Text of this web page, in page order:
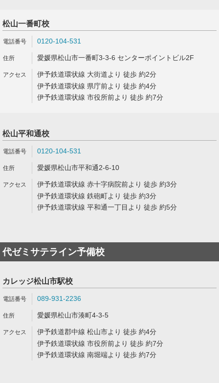
松山一番町校
0120-104-531
愛媛県松山市一番町3-3-6 センターポイントビル2F
伊予鉄道環状線 大街道より 徒歩 約2分
伊予鉄道環状線 県庁前より 徒歩 約4分
伊予鉄道環状線 市役所前より 徒歩 約7分
松山平和通校
0120-104-531
愛媛県松山市平和通2-6-10
伊予鉄道環状線 赤十字病院前より 徒歩 約3分
伊予鉄道環状線 鉄砲町より 徒歩 約3分
伊予鉄道環状線 平和通一丁目より 徒歩 約5分
代ゼミサテライン予備校
カレッジ松山市駅校
089-931-2236
愛媛県松山市湊町4-3-5
伊予鉄道郡中線 松山市より 徒歩 約4分
伊予鉄道環状線 市役所前より 徒歩 約7分
伊予鉄道環状線 南堀端より 徒歩 約7分